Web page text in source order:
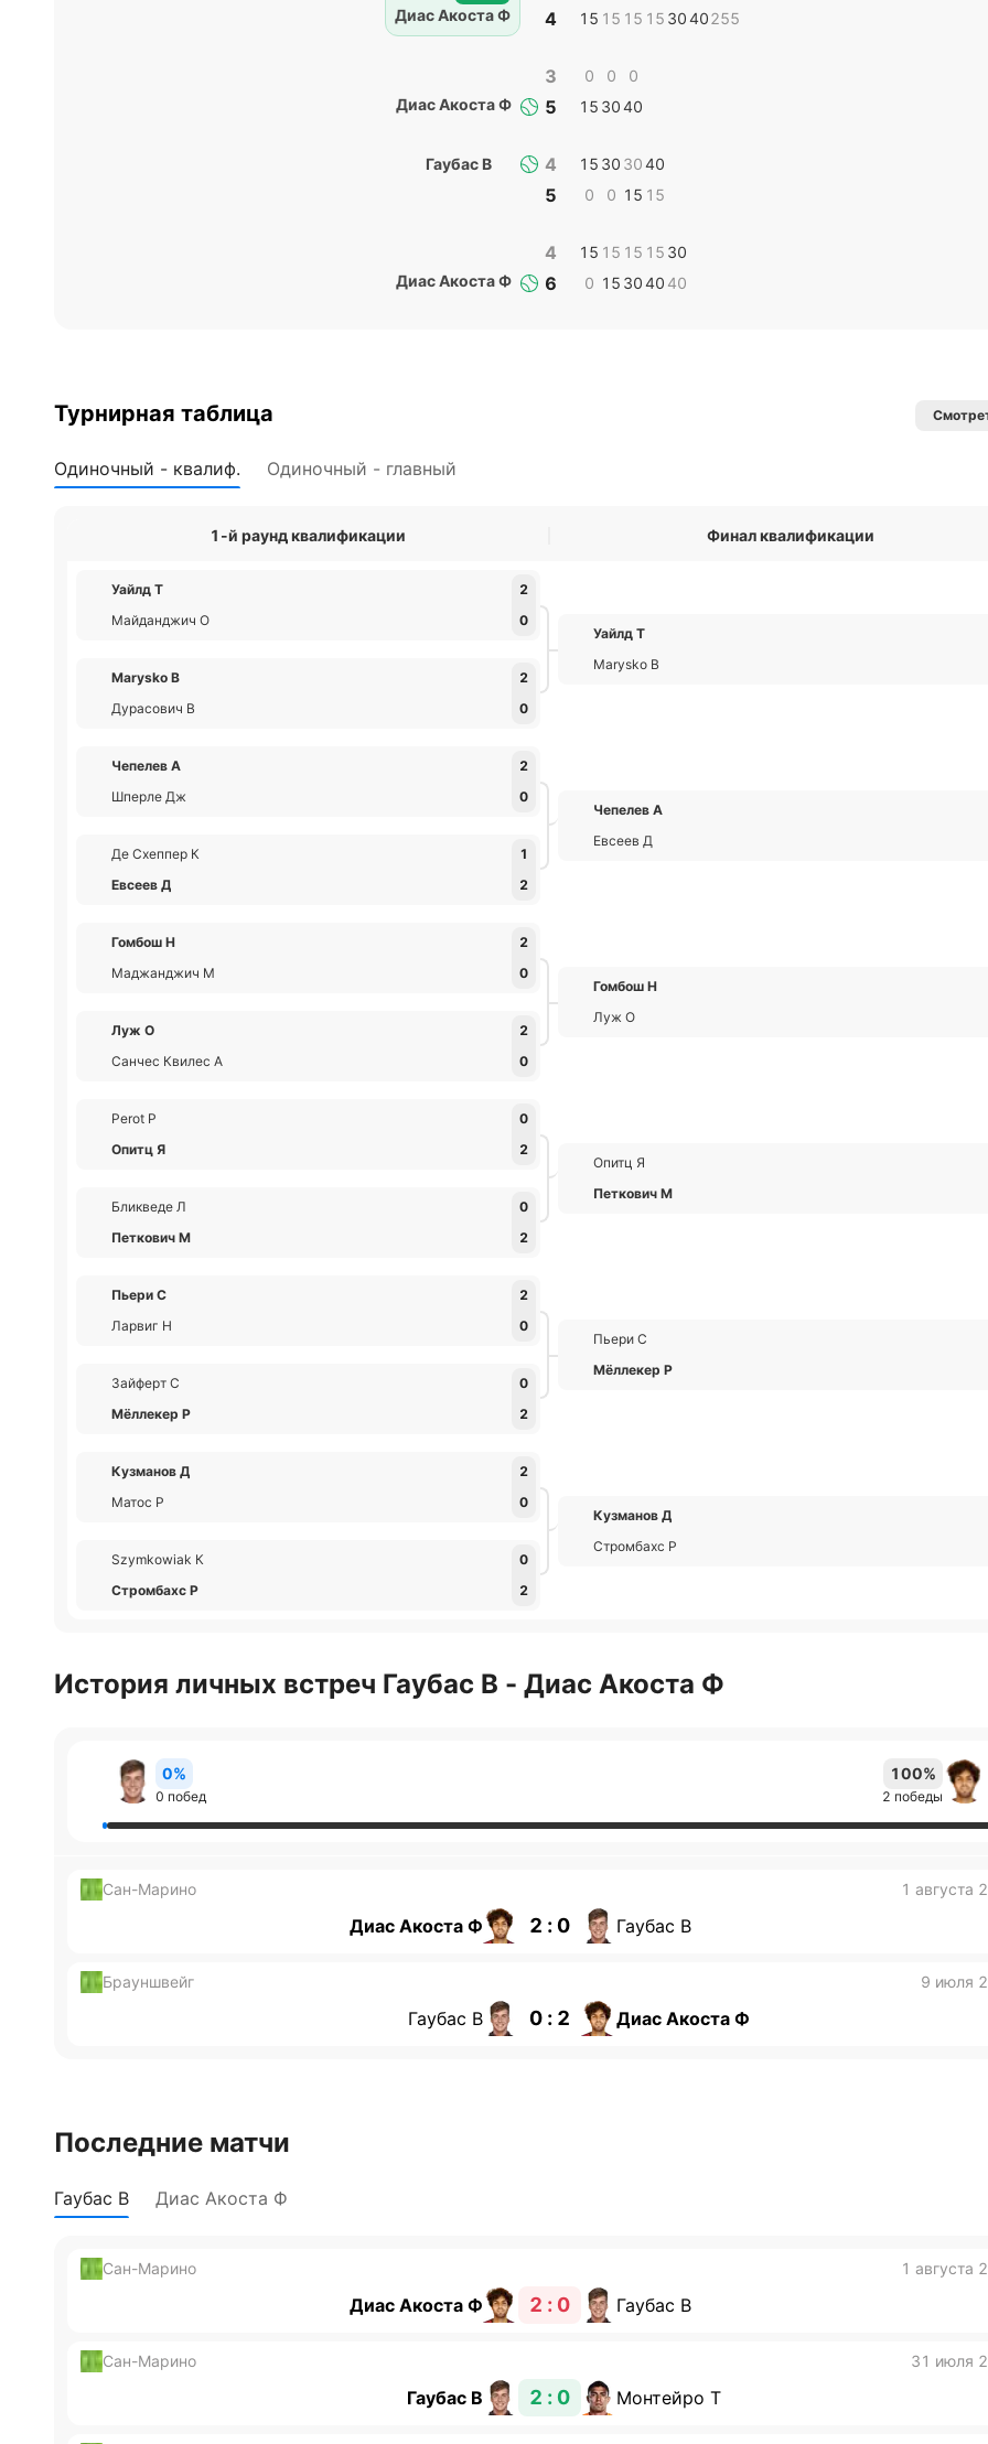
Диас Акоста Ф
4
15 15 15 15 3040255
Диас Акоста Ф
3
5
0
15
0
30
0
40
Гаубас В
4
5
15
0
30
0
30
15
40
15
Диас Акоста Ф
4
6
15
0
15
15
15
30
15
40
30
40
Турнирная таблица
Одиночный - квалиф. Одиночный - главный
1-й раунд квалификации
Уайлд Т
2
Майданджич О
0
Marysko В
2
Дурасович В
0
Чепелев А
2
Шперле Дж
0
Де Схеппер К
1
Евсеев Д
2
Гомбош Н
2
Маджанджич М
0
Луж О
2
Санчес Квилес А
0
Perot Р
0
Опитц Я
2
Бликведе Л
0
Петкович М
2
Пьери С
2
Ларвиг Н
0
Зайферт С
0
Мёллекер Р
2
Кузманов Д
2
Матос Р
0
Szymkowiak К
0
Стромбахс Р
2
Финал квалификации
Уайлд Т
Marysko В
Чепелев А
Евсеев Д
Гомбош Н
Луж О
Опитц Я
Петкович М
Пьери С
Мёллекер Р
Кузманов Д
Стромбахс Р
История личных встреч Гаубас В - Диас Акоста Ф
0%
0 побед
100%
2 победы
Сан-Марино 1 августа
Диас Акоста Ф 2 : 0 Гаубас В
Брауншвейг 9 июля
Гаубас В 0 : 2 Диас Акоста Ф
Последние матчи
Гаубас В Диас Акоста Ф
Сан-Марино 1 августа
Диас Акоста Ф 2 : 0 Гаубас В
Сан-Марино 31 июля
Гаубас В 2 : 0 Монтейро Т